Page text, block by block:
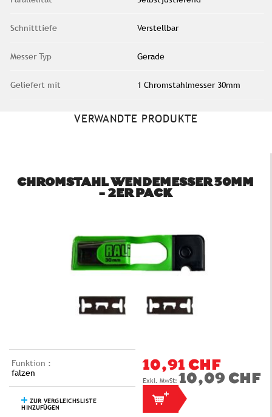
Schnitttiefe Verstellbar
Messer Typ Gerade
Geliefert mit 1 Chromstahlmesser 30mm
VERWANDTE PRODUKTE
CHROMSTAHL WENDEMESSER 30MM
- 2ER PACK
Funktion :
falzen
ZUR VERGLEICHSLISTE
HINZUFÜGEN
10,91 CHF
10,09 CHF